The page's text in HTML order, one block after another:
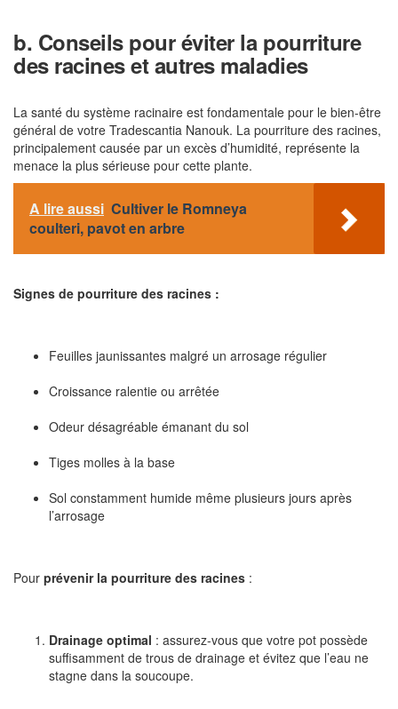
b. Conseils pour éviter la pourriture
des racines et autres maladies
La santé du système racinaire est fondamentale pour le bien-être
général de votre Tradescantia Nanouk. La pourriture des racines,
principalement causée par un excès d’humidité, représente la
menace la plus sérieuse pour cette plante.
A lire aussi Cultiver le Romneya
coulteri, pavot en arbre
Signes de pourriture des racines :
Feuilles jaunissantes malgré un arrosage régulier
Croissance ralentie ou arrêtée
Odeur désagréable émanant du sol
Tiges molles à la base
Sol constamment humide même plusieurs jours après
l’arrosage
Pour prévenir la pourriture des racines :
Drainage optimal : assurez-vous que votre pot possède
suffisamment de trous de drainage et évitez que l’eau ne
stagne dans la soucoupe.